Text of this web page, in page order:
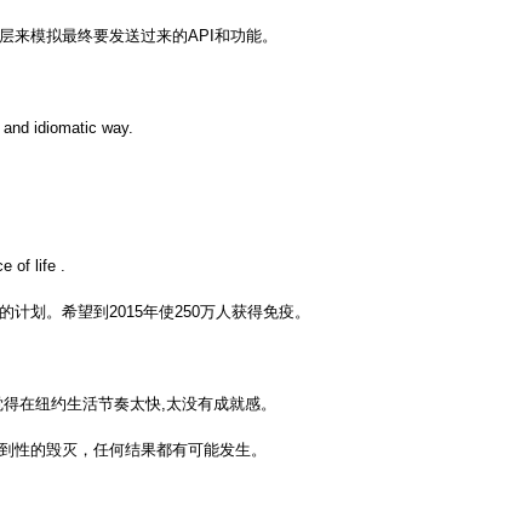
来模拟最终要发送过来的API和功能。
idiomatic way.
of life .
划。希望到2015年使250万人获得免疫。
在纽约生活节奏太快,太没有成就感。
性的毁灭，任何结果都有可能发生。